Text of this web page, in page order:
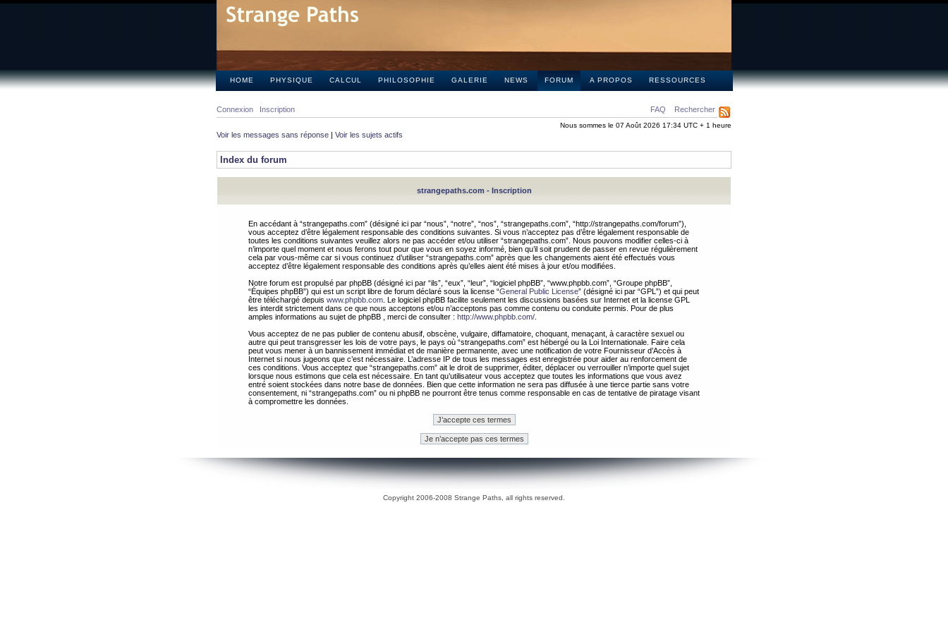
HOME PHYSIQUE CALCUL PHILOSOPHIE GALERIE NEWS FORUM A PROPOS RESSOURCES
FAQ Rechercher
Connexion Inscription
Nous sommes le 07 Août 2026 17:34 UTC + 1 heure
Voir les messages sans réponse | Voir les sujets actifs
Index du forum
strangepaths.com - Inscription
En accédant à “strangepaths.com” (désigné ici par “nous”, “notre”, “nos”, “strangepaths.com”, “http://strangepaths.com/forum”),
vous acceptez d’être légalement responsable des conditions suivantes. Si vous n’acceptez pas d’être légalement responsable de
toutes les conditions suivantes veuillez alors ne pas accéder et/ou utiliser “strangepaths.com”. Nous pouvons modifier celles-ci à
n’importe quel moment et nous ferons tout pour que vous en soyez informé, bien qu’il soit prudent de passer en revue régulièrement
cela par vous-même car si vous continuez d’utiliser “strangepaths.com” après que les changements aient été effectués vous
acceptez d’être légalement responsable des conditions après qu’elles aient été mises à jour et/ou modifiées.
Notre forum est propulsé par phpBB (désigné ici par “ils”, “eux”, “leur”, “logiciel phpBB”, “www.phpbb.com”, “Groupe phpBB”,
“Équipes phpBB”) qui est un script libre de forum déclaré sous la license “General Public License” (désigné ici par “GPL”) et qui peut
être téléchargé depuis www.phpbb.com . Le logiciel phpBB facilite seulement les discussions basées sur Internet et la license GPL
les interdit strictement dans ce que nous acceptons et/ou n’acceptons pas comme contenu ou conduite permis. Pour de plus
amples informations au sujet de phpBB , merci de consulter : http://www.phpbb.com/
Vous acceptez de ne pas publier de contenu abusif, obscène, vulgaire, diffamatoire, choquant, menaçant, à caractère sexuel ou
autre qui peut transgresser les lois de votre pays, le pays où “strangepaths.com” est hébergé ou la Loi Internationale. Faire cela
peut vous mener à un bannissement immédiat et de manière permanente, avec une notification de votre Fournisseur d’Accès à
Internet si nous jugeons que c’est nécessaire. L’adresse IP de tous les messages est enregistrée pour aider au renforcement de
ces conditions. Vous acceptez que “strangepaths.com” ait le droit de supprimer, éditer, déplacer ou verrouiller n’importe quel sujet
lorsque nous estimons que cela est nécessaire. En tant qu’utilisateur vous acceptez que toutes les informations que vous avez
entré soient stockées dans notre base de données. Bien que cette information ne sera pas diffusée à une tierce partie sans votre
consentement, ni “strangepaths.com” ou ni phpBB ne pourront être tenus comme responsable en cas de tentative de piratage visant
à compromettre les données.
Copyright 2006-2008 Strange Paths, all rights reserved.